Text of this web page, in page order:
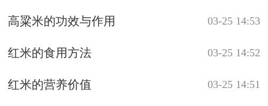
03-25 14:53
高粱米的功效与作用
03-25 14:52
红米的食用方法
03-25 14:51
红米的营养价值